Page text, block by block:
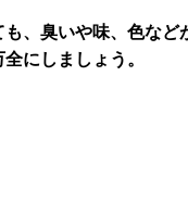
、臭いや味、色など
にしましょう。